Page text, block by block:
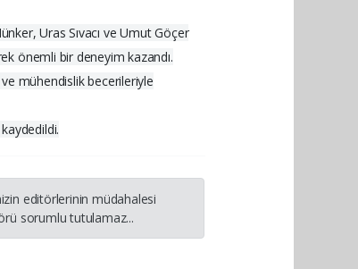
Uras Sıvacı ve Umut Göçer
önemli bir deneyim kazandı.
mühendislik becerileriyle
editörlerinin müdahalesi
sorumlu tutulamaz...